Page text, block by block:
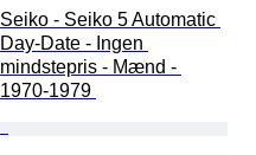
Seiko - Seiko 5 Automatic
Day-Date - Ingen
mindstepris - Mænd -
1970-1979